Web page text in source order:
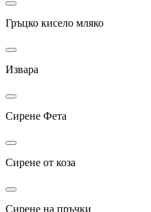
Гръцко кисело мляко
Извара
Сирене Фета
Сирене от коза
Сирене на пръчки